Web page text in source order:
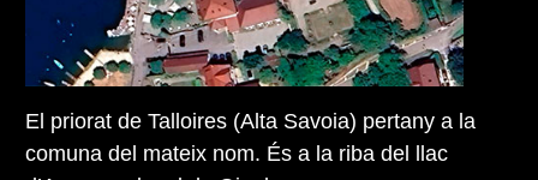
El priorat de Talloires (Alta Savoia) pertany a la
comuna del mateix nom. És a la riba del llac